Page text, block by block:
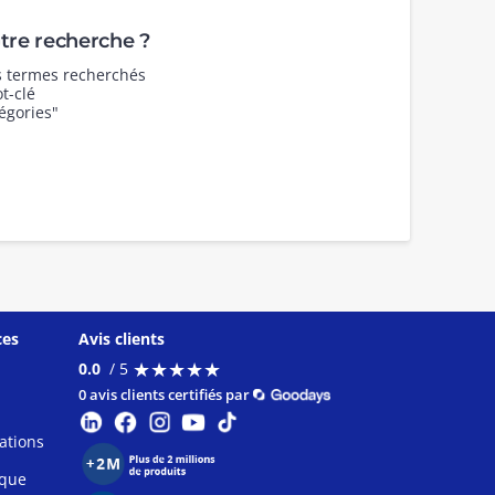
recherche ?
recherchés
clé
Avis clients
0.0 / 5 ★★★★★
★★★★★
0 avis clients certifiés par